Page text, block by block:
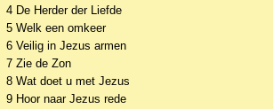
4 De Herder der Liefde
5 Welk een omkeer
6 Veilig in Jezus armen
7 Zie de Zon
8 Wat doet u met Jezus
9 Hoor naar Jezus rede